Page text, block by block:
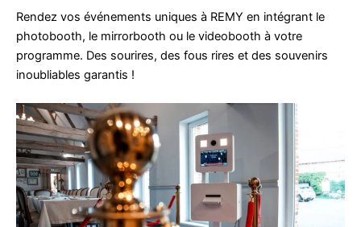
Rendez vos événements uniques à REMY en intégrant le
photobooth, le mirrorbooth ou le videobooth à votre
programme. Des sourires, des fous rires et des souvenirs
inoubliables garantis !